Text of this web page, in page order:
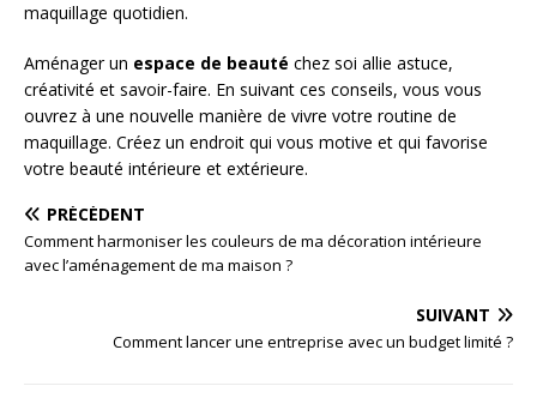
maquillage quotidien.
Aménager un espace de beauté chez soi allie astuce,
créativité et savoir-faire. En suivant ces conseils, vous vous
ouvrez à une nouvelle manière de vivre votre routine de
maquillage. Créez un endroit qui vous motive et qui favorise
votre beauté intérieure et extérieure.
PRÉCÉDENT
Comment harmoniser les couleurs de ma décoration intérieure
avec l’aménagement de ma maison ?
SUIVANT
Comment lancer une entreprise avec un budget limité ?